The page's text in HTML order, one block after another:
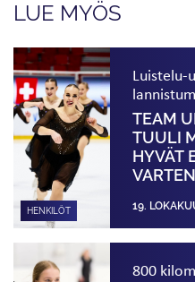
LUE MYÖS
HENKILÖT
Luistelu-
TEAM
TUULI
HYVÄT
VARTEN
19.
800